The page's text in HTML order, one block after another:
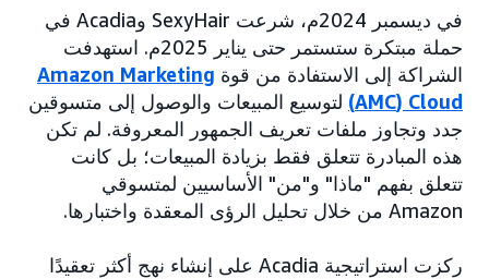
في ديسمبر 2024م، شرعت SexyHair وAcadia في
حملة مبتكرة ستستمر حتى يناير 2025م. استهدفت
الشراكة إلى الاستفادة من قوة Amazon Marketing
Cloud‏ (AMC)
لتوسيع المبيعات والوصول إلى متسوقين
جدد وتجاوز ملفات تعريف الجمهور المعروفة. لم تكن
هذه المبادرة تتعلق فقط بزيادة المبيعات؛ بل كانت
تتعلق بفهم "ماذا" و"من" الأساسيين لمتسوقي
Amazon من خلال تحليل الرؤى المعقدة واختبارها.
ركزت استراتيجية Acadia على إنشاء نهج أكثر تعقيدًا